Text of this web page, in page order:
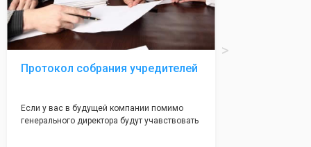
Протокол собрания учредителей
Если у вас в будущей компании помимо
генерального директора будут учавствовать